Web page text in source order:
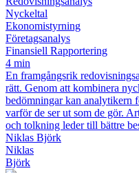
Nyckeltal
Ekonomistyrning
Företagsanalys
Finansiell Rapportering
4 min
En framgångsrik
rätt. Genom att kombinera
bedömningar kan analytikern
varför de ser ut som de gör.
och tolkning leder till bättre
Niklas Björk
Niklas
Björk